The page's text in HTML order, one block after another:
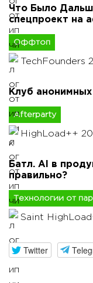
Что Было
спецпроект на
Оффтоп
TechFounders
Клуб
Afterparty
HighLoad++
Батл. AI в
правильно?
Технологии от
Saint
Twitter